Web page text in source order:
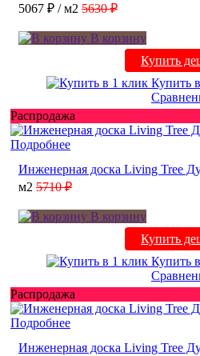
5067 ₽ / м2 5630 ₽
В корзину
Купить
Купить
Распродажа
Подробнее
Инженерная доска Living Tree
м2 5710 ₽
В корзину
Купить
Купить
Распродажа
Подробнее
Инженерная доска Living Tree